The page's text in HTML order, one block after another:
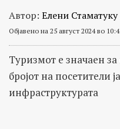
Автор: Елени
Објавено на 25 август 2024 во
Туризмот е значаен
бројот на посетители
инфраструктурата